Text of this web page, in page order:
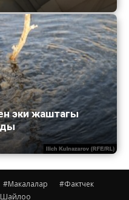
эки жаштагы
#Макалалар
#Фактчек